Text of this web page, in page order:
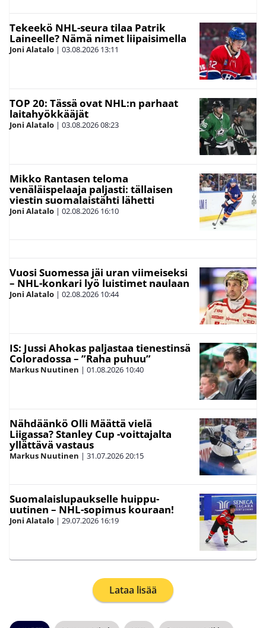
Tekeekö NHL-seura tilaa Patrik
Laineelle? Nämä nimet liipaisimella
Joni Alatalo | 03.08.2026 13:11
TOP 20: Tässä ovat NHL:n parhaat
laitahyökkääjät
Joni Alatalo | 03.08.202608:23
Mikko Rantasen teloma
venäläispelaaja paljasti: tällaisen
viestin suomalaistähti lähetti
Joni Alatalo | 02.08.2026 16:10
Vuosi Suomessa jäi uran viimeiseksi
– NHL-konkari lyö luistimet naulaan
Joni Alatalo | 02.08.2026 10:44
IS: Jussi Ahokas paljastaa tienestinsä
Coloradossa – ”Raha puhuu”
Markus Nuutinen | 01.08.2026 10:40
Nähdäänkö Olli Määttä vielä
Liigassa? Stanley Cup -voittajalta
yllättävä vastaus
Markus Nuutinen | 31.07.202620:15
Suomalaislupaukselle huippu-
uutinen – NHL-sopimus kouraan!
Joni Alatalo | 29.07.2026 16:19
Lataa lisää